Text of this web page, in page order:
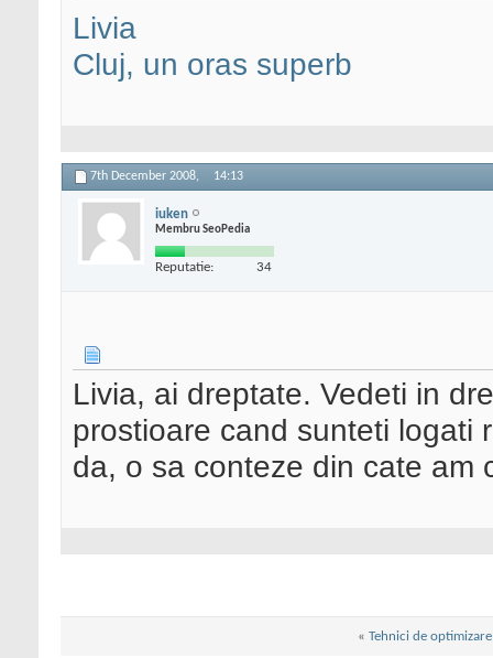
Livia
Cluj, un oras superb
7th December 2008, 14:13
iuken
Membru SeoPedia
Reputatie: 34
Livia, ai dreptate. Vedeti in
prostioare cand sunteti logati
da, o sa conteze din cate am
« Tehnici de